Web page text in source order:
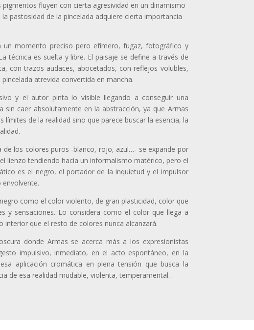
fluyen con cierta agresividad en un dinamismo
la pastosidad de la pincelada adquiere cierta importancia
un momento preciso pero efímero, fugaz, fotográfico y
técnica es suelta y libre. El paisaje se define a través de
con trazos audaces, abocetados, con reflejos volubles,
atrevida convertida en mancha.
y el autor pinta lo visible llegando a conseguir una
sin caer absolutamente en la abstracción, ya que Armas
límites de la realidad sino que parece buscar la esencia, la
de los colores puros -blanco, rojo, azul…- se expande por
lienzo tendiendo hacia un informalismo matérico, pero el
es el negro, el portador de la inquietud y el impulsor
como el color violento, de gran plasticidad, color que
y sensaciones. Lo considera como el color que llega a
interior que el resto de colores nunca alcanzará.
donde Armas se acerca más a los expresionistas
impulsivo, inmediato, en el acto espontáneo, en la
aplicación cromática en plena tensión que busca la
de esa realidad mudable, violenta, temperamental…